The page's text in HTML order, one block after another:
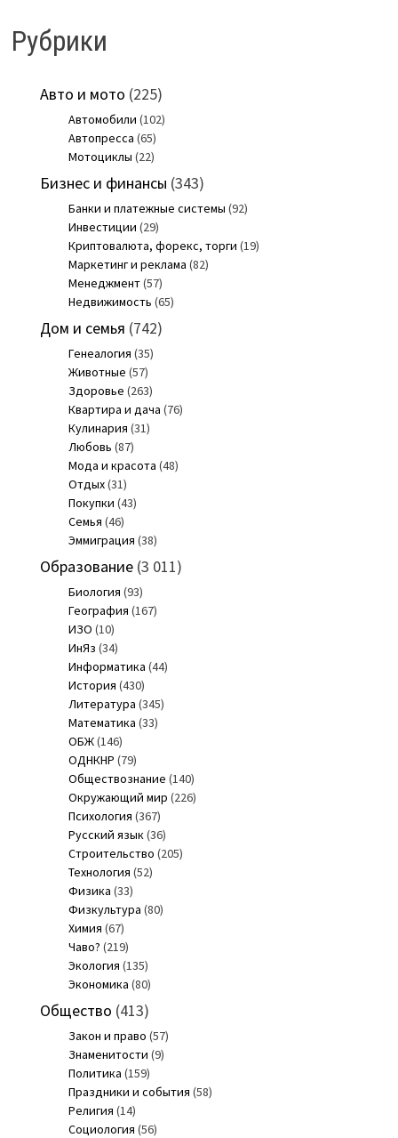
Рубрики
Авто и мото (225)
Автомобили (102)
Автопресса (65)
Мотоциклы (22)
Бизнес и финансы (343)
Банки и платежные системы (92)
Инвестиции (29)
Криптовалюта, форекс, торги (19)
Маркетинг и реклама (82)
Менеджмент(57)
Недвижимость (65)
Дом и семья (742)
Генеалогия (35)
Животные (57)
Здоровье (263)
Квартира и дача (76)
Кулинария (31)
Любовь (87)
Мода и красота (48)
Отдых(31)
Покупки (43)
Семья (46)
Эммиграция (38)
Образование(3 011)
Биология (93)
География (167)
ИЗО (10)
ИнЯз (34)
Информатика (44)
История (430)
Литература (345)
Математика (33)
ОБЖ(146)
ОДНКНР (79)
Обществознание (140)
Окружающий мир (226)
Психология (367)
Русский язык(36)
Строительство (205)
Технология (52)
Физика (33)
Физкультура (80)
Химия (67)
Чаво? (219)
Экология (135)
Экономика (80)
Общество (413)
Закон и право (57)
Знаменитости (9)
Политика (159)
Праздники и события (58)
Религия (14)
Социология (56)